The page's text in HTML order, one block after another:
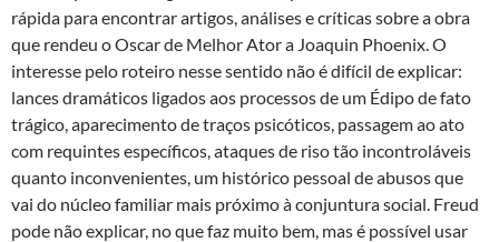
rápida para encontrar artigos, análises e críticas sobre a obra
que rendeu o Oscar de Melhor Ator a Joaquin Phoenix. O
interesse pelo roteiro nesse sentido não é difícil de explicar:
lances dramáticos ligados aos processos de um Édipo de fato
trágico, aparecimento de traços psicóticos, passagem ao ato
com requintes específicos, ataques de riso tão incontroláveis
quanto inconvenientes, um histórico pessoal de abusos que
vai do núcleo familiar mais próximo à conjuntura social. Freud
pode não explicar, no que faz muito bem, mas é possível usar